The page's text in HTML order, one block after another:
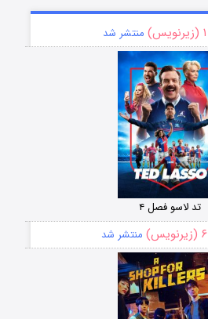
۱ (زیرنویس) منتشر شد
تد لاسو فصل ۴
۶ (زیرنویس) منتشر شد